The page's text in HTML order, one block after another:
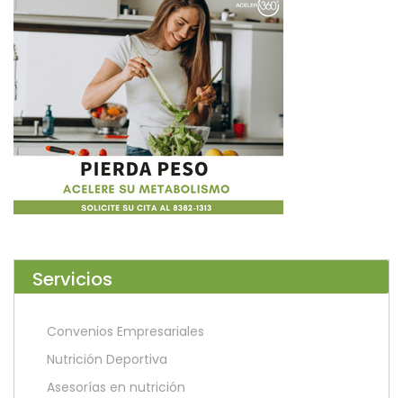
Servicios
Convenios Empresariales
Nutrición Deportiva
Asesorías en nutrición